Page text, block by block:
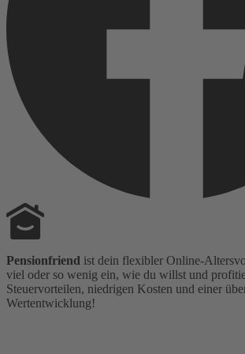
Pensionfriend ist dein flexibler Online-
viel oder so wenig ein, wie du willst und
Steuervorteilen, niedrigen Kosten und einer
Wertentwicklung!